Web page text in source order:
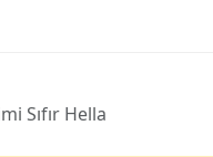
Sıfır Hella